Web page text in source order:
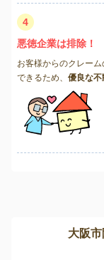
4
悪徳企業は排除！
お客様からのクレー
できるため、 優良な不
大阪